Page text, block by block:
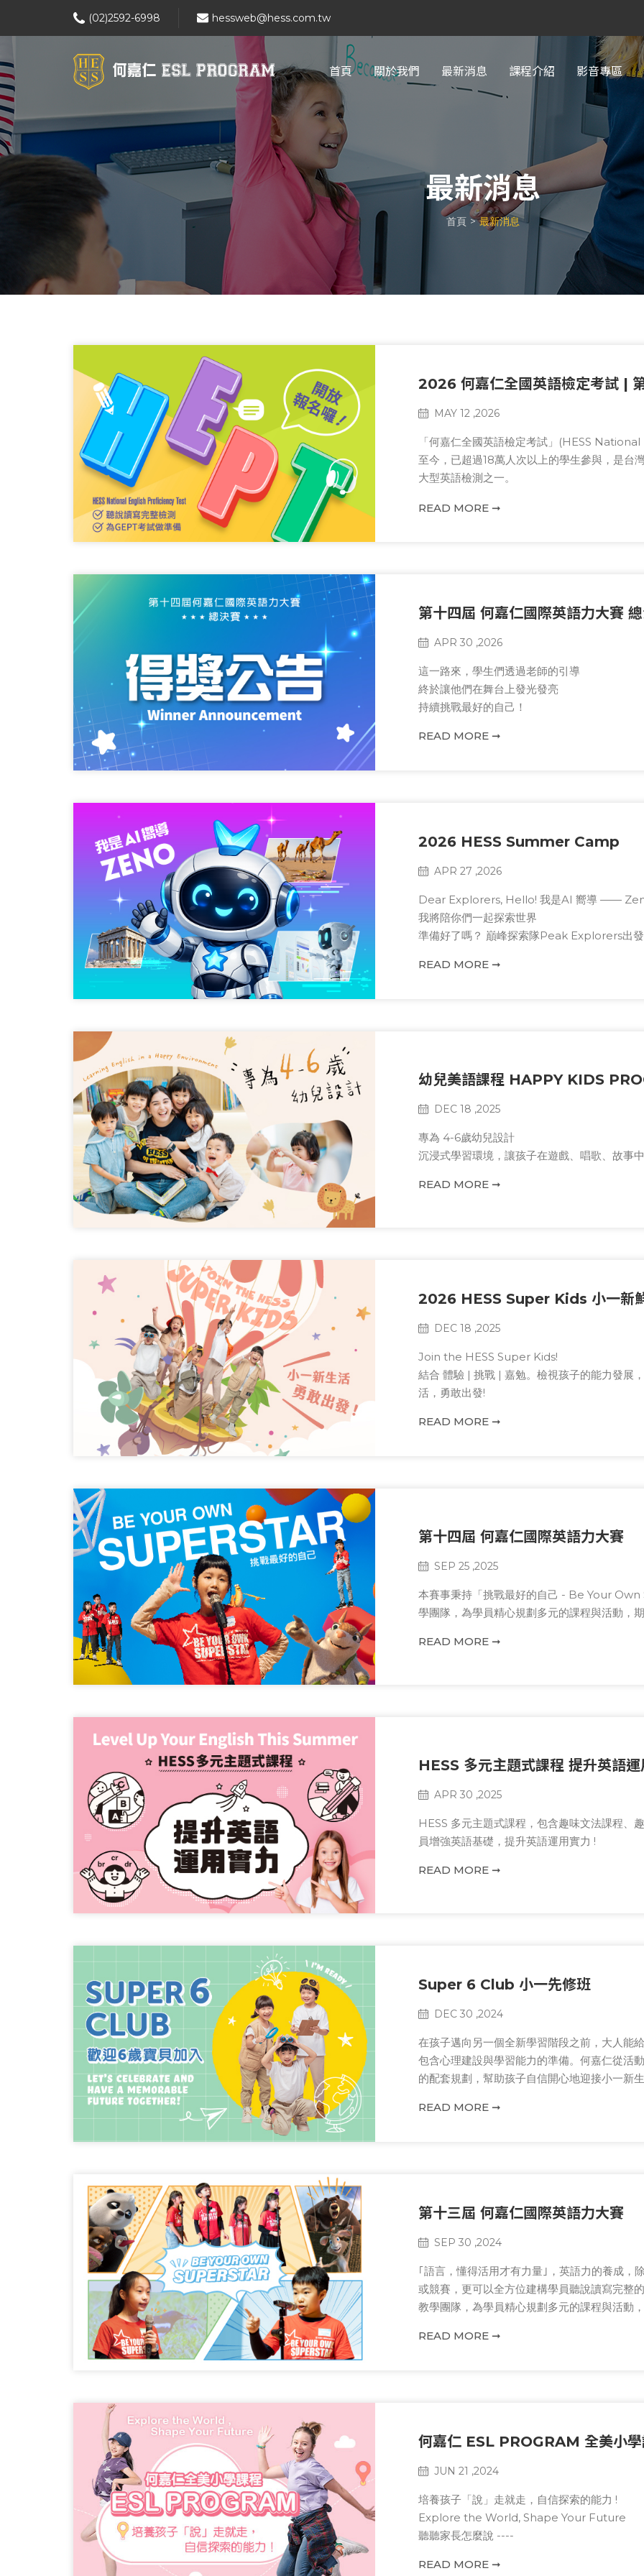
(02)2592-6998 hessweb@hess.com.tw
首頁 關於我們 最新消息 課程介紹 影音專區
最新消息
首頁 最新消息
2026 何嘉仁全國英語檢定考試 |
MAY 12 ,2026
「何嘉仁全國英語檢定考試」(HESS
至今，已超過18萬人次以上的學生參與，是台
大型英語檢測之一。
累積大型考試經驗，建立信心。
READ MORE ➞
第十四屆 何嘉仁國際英語力大賽
APR 30 ,2026
這一路來，學生們透過老師的引導
終於讓他們在舞台上發光發亮
持續挑戰最好的自己！
READ MORE ➞
2026 HESS Summer Camp
APR 27 ,2026
Dear Explorers, Hello! 我是AI 嚮導 ——
我將陪你們一起探索世界
準備好了嗎？ 巔峰探索隊Peak Explorers出發
READ MORE ➞
幼兒美語課程 HAPPY KIDS
DEC 18 ,2025
專為 4-6歲幼兒設計
沉浸式學習環境，讓孩子在遊戲、唱歌、故事
READ MORE ➞
2026 HESS Super Kids 小一新
DEC 18 ,2025
Join the HESS Super Kids!
結合 體驗 | 挑戰 | 嘉勉。檢視孩子的能力發展
活，勇敢出發!
READ MORE ➞
第十四屆 何嘉仁國際英語力大賽
SEP 25 ,2025
本賽事秉持「挑戰最好的自己 - Be Your
學團隊，為學員精心規劃多元的課程與活動，
READ MORE ➞
HESS 多元主題式課程 提升英語運
APR 30 ,2025
HESS 多元主題式課程，包含趣味文法課程、
員增強英語基礎，提升英語運用實力 !
READ MORE ➞
Super 6 Club 小一先修班
DEC 30 ,2024
在孩子邁向另一個全新學習階段之前，大人能
包含心理建設與學習能力的準備。何嘉仁從活
的配套規劃，幫助孩子自信開心地迎接小一新
READ MORE ➞
第十三屆 何嘉仁國際英語力大賽
SEP 30 ,2024
｢語言，懂得活用才有力量｣，英語力的養成，
或競賽，更可以全方位建構學員聽說讀寫完整
教學團隊，為學員精心規劃多元的課程與活動
READ MORE ➞
何嘉仁 ESL PROGRAM 全美小
JUN 21 ,2024
培養孩子「說」走就走，自信探索的能力 !
Explore the World, Shape Your Future
聽聽家長怎麼說 ----
READ MORE ➞